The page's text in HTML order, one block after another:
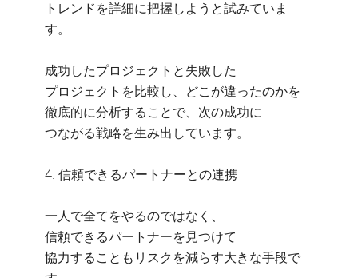
トレンドを詳細に把握しようと試みていま
す。
成功したプロジェクトと失敗した
プロジェクトを比較し、どこが違ったのかを
徹底的に分析することで、次の成功に
つながる戦略を生み出しています。
4. 信頼できるパートナーとの連携
一人で全てをやるのではなく、
信頼できるパートナーを見つけて
協力することもリスクを減らす大きな手段で